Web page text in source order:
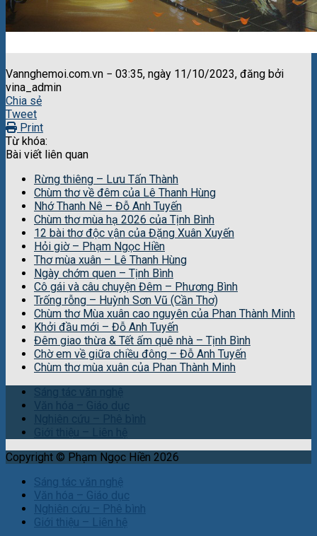
Vannghemoi.com.vn − 03:35, ngày 11/10/2023, đăng bởi
vina_admin
Chia sẻ
Tweet
Print
Từ khóa:
Bài viết liên quan
Rừng thiêng – Lưu Tấn Thành
Chùm thơ về đêm của Lê Thanh Hùng
Nhớ Thanh Nê – Đỗ Anh Tuyến
Chùm thơ mùa hạ 2026 của Tịnh Bình
12 bài thơ độc vận của Đặng Xuân Xuyến
Hỏi giờ – Phạm Ngọc Hiền
Thơ mùa xuân – Lê Thanh Hùng
Ngày chớm quen – Tịnh Bình
Cô gái và câu chuyện Đêm – Phương Bình
Trống rỗng – Huỳnh Sơn Vũ (Cần Thơ)
Chùm thơ Mùa xuân cao nguyên của Phan Thành Minh
Khởi đầu mới – Đỗ Anh Tuyến
Đêm giao thừa & Tết ấm quê nhà – Tịnh Bình
Chờ em về giữa chiều đông – Đỗ Anh Tuyến
Chùm thơ mùa xuân của Phan Thành Minh
Copyright © Phạm Ngọc Hiền 2026
Sáng tác văn nghệ
Văn hóa – Giáo dục
Nghiên cứu – Phê bình
Giới thiệu – Liên hệ